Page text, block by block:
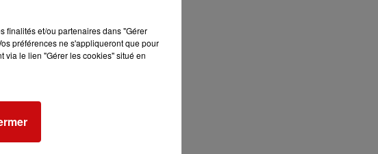
finalités et/ou partenaires dans "Gérer
préférences ne s'appliqueront que pour
via le lien "Gérer les cookies" situé en